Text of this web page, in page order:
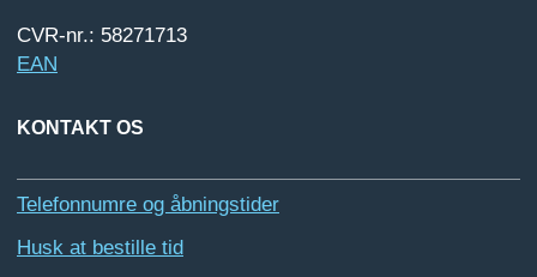
CVR-nr.: 58271713
EAN
KONTAKT OS
Telefonnumre og åbningstider
Husk at bestille tid